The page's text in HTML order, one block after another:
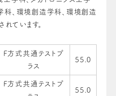
科、環境創造学科、環境創造
ています。
F方式共通テストプ
ラス
55.0
F方式共通テストプ
55.0